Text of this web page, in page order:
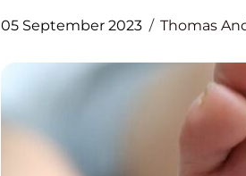
05 September 2023 Thomas